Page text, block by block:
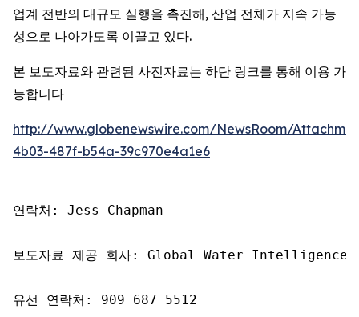
업계 전반의 대규모 실행을 촉진해, 산업 전체가 지속 가능
성으로 나아가도록 이끌고 있다.
본 보도자료와 관련된 사진자료는 하단 링크를 통해 이용 가
능합니다
http://www.globenewswire.com/NewsRoom/
4b03-487f-b54a-39c970e4a1e6
연락처: Jess Chapman
보도자료 제공 회사: Global Water Intelligence
유선 연락처: 909 687 5512